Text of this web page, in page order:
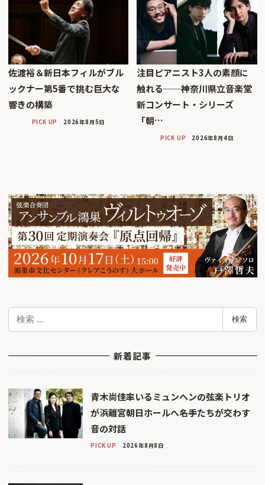
佐渡裕＆新日本フィルがブル
ックナー第5番で挑む巨大な
響きの構築
PICK UP 2026年8月5日
注目ピアニスト3人の素顔に
触れる──神奈川県立音楽堂
新コンサート・シリーズ
「朝…
PICK UP 2026年8月4日
検
検索
新着記事
青木尚佳率いるミュンヘンの弦楽トリオ
が浜離宮朝日ホールへ――名手たちが交わす
音の対話
PICK UP 2026年8月8日